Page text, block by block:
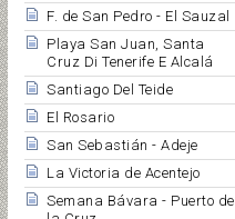
F. de San Pedro - El Sauzal
Playa San Juan, Santa
Cruz Di Tenerife E Alcalá
Santiago Del Teide
El Rosario
San Sebastián - Adeje
La Victoria de Acentejo
Semana Bávara - Puerto de